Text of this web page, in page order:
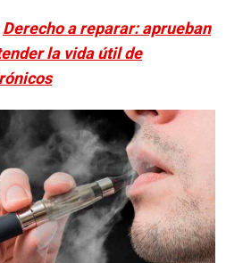
Derecho a reparar: aprueban
la vida útil de